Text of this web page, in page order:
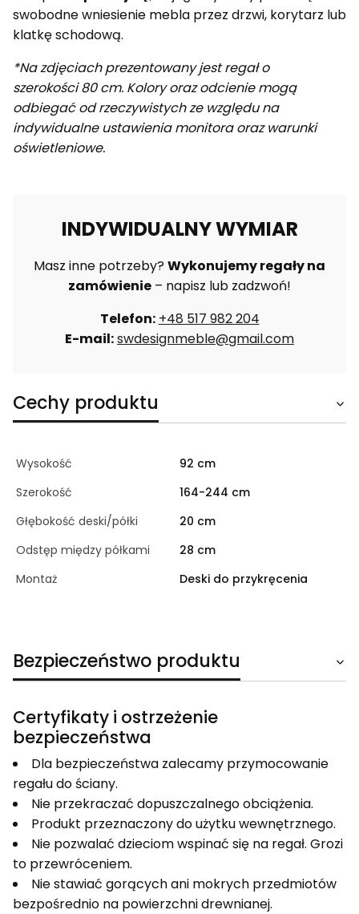
swobodne wniesienie mebla przez drzwi, korytarz lub
klatkę schodową.
*Na zdjęciach prezentowany jest regał o
szerokości 80 cm. Kolory oraz odcienie mogą
odbiegać od rzeczywistych ze względu na
indywidualne ustawienia monitora oraz warunki
oświetleniowe.
INDYWIDUALNY WYMIAR
Masz inne potrzeby?Wykonujemy regały na
zamówienie – napisz lub zadzwoń!
Telefon: +48 517 982 204
E-mail:swdesignmeble@gmail.com
Cechy produktu
Wysokość
92 cm
Szerokość
164-244 cm
Głębokość deski/półki
20 cm
Odstęp między półkami
28 cm
Montaż
Deski do przykręcenia
Bezpieczeństwo produktu
Certyfikaty i ostrzeżenie
bezpieczeństwa
Dla bezpieczeństwa zalecamy przymocowanie
regału do ściany.
Nie przekraczać dopuszczalnego obciążenia.
Produkt przeznaczony do użytku wewnętrznego.
Nie pozwalać dzieciom wspinać się na regał. Grozi
to przewróceniem.
Nie stawiać gorących ani mokrych przedmiotów
bezpośrednio na powierzchni drewnianej.